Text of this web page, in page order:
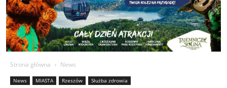
Strona główna News
News MIASTA Rzeszów Służba zdrowia